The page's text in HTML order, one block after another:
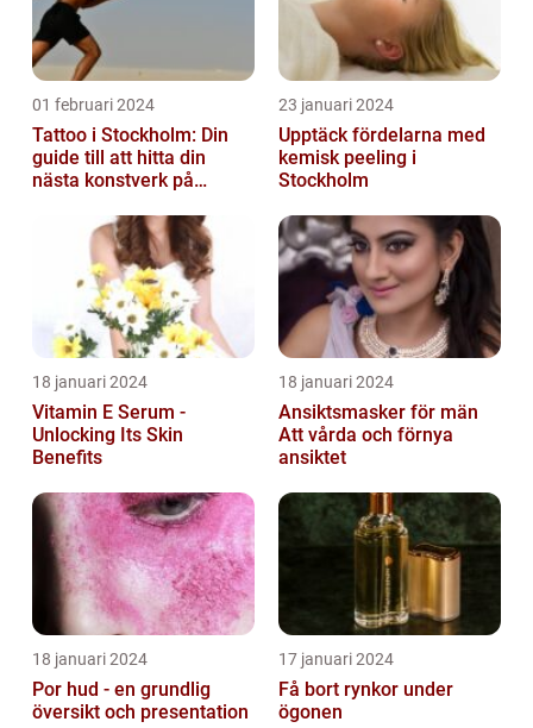
01 februari 2024
Tattoo i Stockholm: Din
guide till att hitta din
nästa konstverk på
23 januari 2024
Upptäck fördelarna med
kemisk peeling i
Stockholm
18 januari 2024
Vitamin E Serum -
Unlocking Its Skin
Benefits
18 januari 2024
Ansiktsmasker för män
Att vårda och förnya
ansiktet
18 januari 2024
Por hud - en grundlig
översikt och presentation
17 januari 2024
Få bort rynkor under
ögonen